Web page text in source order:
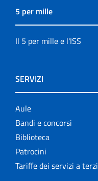
5 per mille
Il 5 per mille e l'ISS
SERVIZI
Aule
Bandi e concorsi
Biblioteca
Patrocini
Tariffe dei servizi a terzi